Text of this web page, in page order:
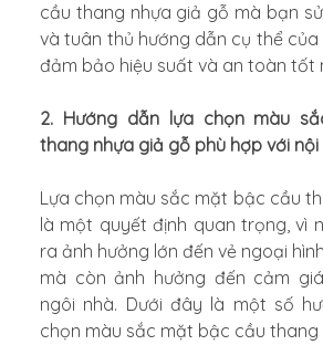
cầu thang nhựa giả gỗ mà bạn
và tuân thủ hướng dẫn cụ thể
đảm bảo hiệu suất và an toàn tốt
2. Hướng dẫn lựa chọn màu
thang nhựa giả gỗ phù hợp với
Lựa chọn màu sắc mặt bậc cầu
là một quyết định quan trọng, vì
ra ảnh hưởng lớn đến vẻ ngoại
mà còn ảnh hưởng đến cảm
ngôi nhà. Dưới đây là một số
chọn màu sắc mặt bậc cầu thang